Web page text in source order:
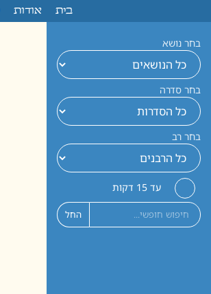
בית אודות
בחר נושא
בחר סדרה
בחר רב
עד 15 דקות
החל